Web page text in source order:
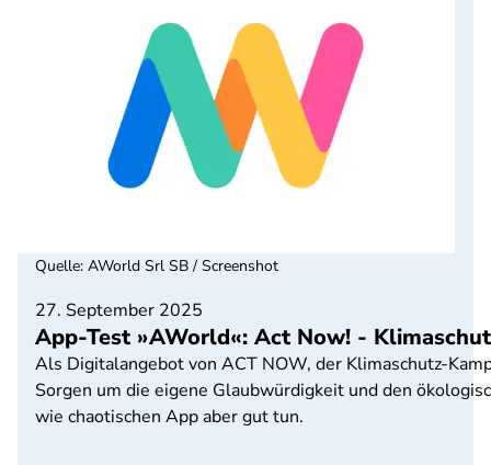
27. September 2025
App-Test »AWorld«: Act Now! -
Als Digitalangebot von ACT NOW, der Klimaschutz-
Sorgen um die eigene Glaubwürdigkeit und den
wie chaotischen App aber gut tun.
Quelle: AWorld Srl SB / Screenshot